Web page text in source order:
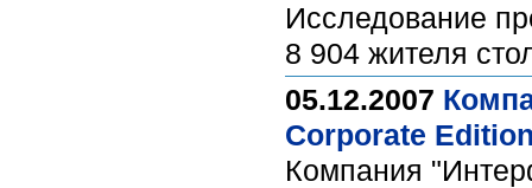
Исследование
8 904 жителя
05.12.2007
Corporate
Компания